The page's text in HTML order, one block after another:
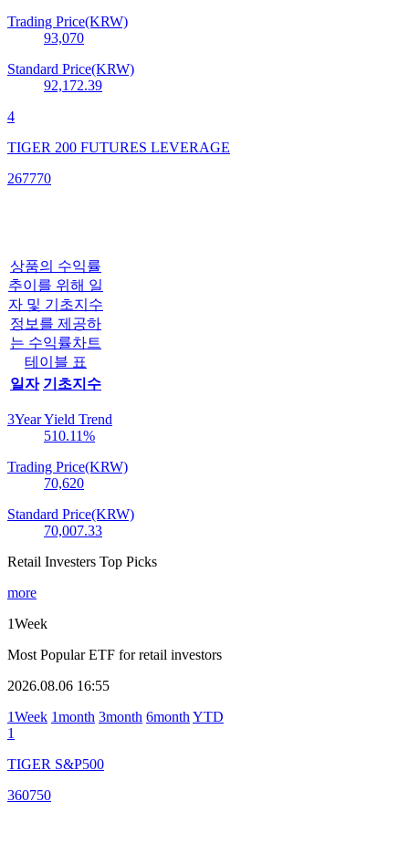
Trading Price(KRW)
93,070
Standard Price(KRW)
92,172.39
4
TIGER 200 FUTURES LEVERAGE
267770
상품의 수익률
추이를 위해 일
자 및 기초지수
정보를 제공하
는 수익률차트
테이블 표
일자 기초지수
3Year Yield Trend
510.11%
Trading Price(KRW)
70,620
Standard Price(KRW)
70,007.33
Retail Investers Top Picks
more
1Week
Most Popular ETF for retail investors
2026.08.06 16:55
1Week 1month 3month 6month YTD
1
TIGER S&P500
360750